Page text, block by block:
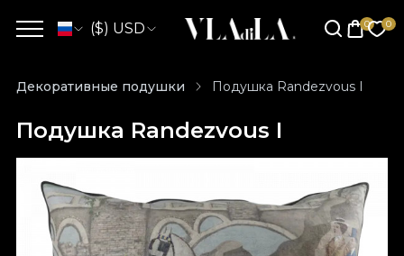
($) USD
Декоративные подушки Подушка Randezvous I
Подушка Randezvous I